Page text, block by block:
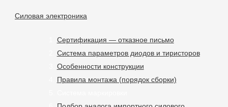
Силовая электроника
Сертификация — отказное письмо
Система параметров диодов и тиристоров
Особенности конструкции
Правила монтажа (порядок сборки)